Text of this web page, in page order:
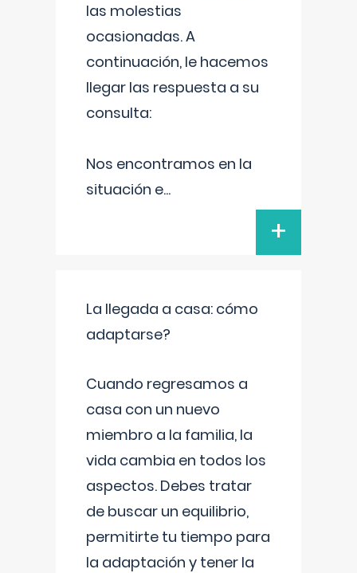
las molestias
ocasionadas. A
continuación, le hacemos
llegar las respuesta a su
consulta:
Nos encontramos en la
situación e...
+
La llegada a casa: cómo
adaptarse?
Cuando regresamos a
casa con un nuevo
miembro a la familia, la
vida cambia en todos los
aspectos. Debes tratar
de buscar un equilibrio,
permitirte tu tiempo para
la adaptación y tener la